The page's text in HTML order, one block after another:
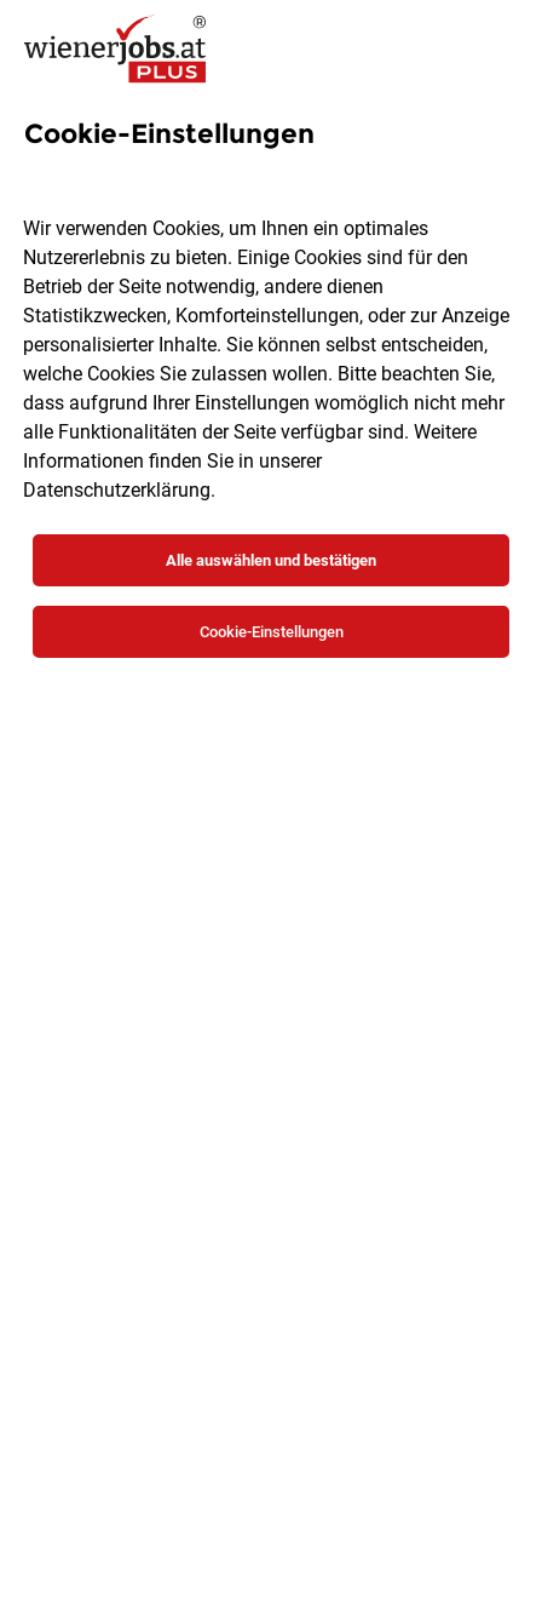
Fachberater/in im Verkauf
HOLZ/BAUELEMENTE (m/w)
BAUHAUS Depot GmbH
Wiener Neustadt, Bad Fischau-Brunn
Vollzeit
05.08.2026
Cookie-Einstellungen
Wir verwenden Cookies, um Ihnen ein optimales
Nutzererlebnis zu bieten. Einige Cookies sind für den
Betrieb der Seite notwendig, andere dienen
Statistikzwecken, Komforteinstellungen, oder zur Anzeige
personalisierter Inhalte. Sie können selbst entscheiden,
welche Cookies Sie zulassen wollen. Bitte beachten Sie,
dass aufgrund Ihrer Einstellungen womöglich nicht mehr
alle Funktionalitäten der Seite verfügbar sind. Weitere
Informationen finden Sie in unserer
Datenschutzerklärung.
Alle auswählen und bestätigen
Cookie-Einstellungen